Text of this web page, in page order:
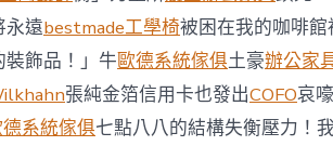
馬
國
與
柔
佛
J
永遠bestmade工學椅被困在我的咖啡館
裝飾品！」牛歐德系統傢俱土豪辦公家
張純金箔信用卡也發出COFO哀
系統傢俱七點八八的結構失衡壓力！